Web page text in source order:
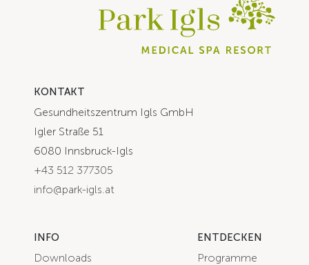
KONTAKT
Gesundheitszentrum Igls GmbH
Igler Straße 51
6080 Innsbruck-Igls
+43 512 377305
info@park-igls.at
INFO
Downloads
ENTDECKEN
Programme